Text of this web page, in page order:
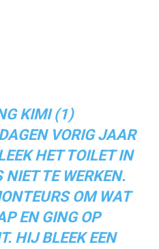
KIMI (1)
VORIG JAAR
HET TOILET IN
NIET TE WERKEN.
OM WAT
EN GING OP
HIJ BLEEK EEN